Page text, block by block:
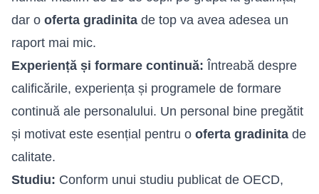
dar o oferta gradinita de top va avea adesea un
raport mai mic.
Experiență și formare continuă: Întreabă despre
calificările, experiența și programele de formare
continuă ale personalului. Un personal bine pregătit
și motivat este esențial pentru o oferta gradinita de
calitate.
Studiu: Conform unui studiu publicat de OECD,